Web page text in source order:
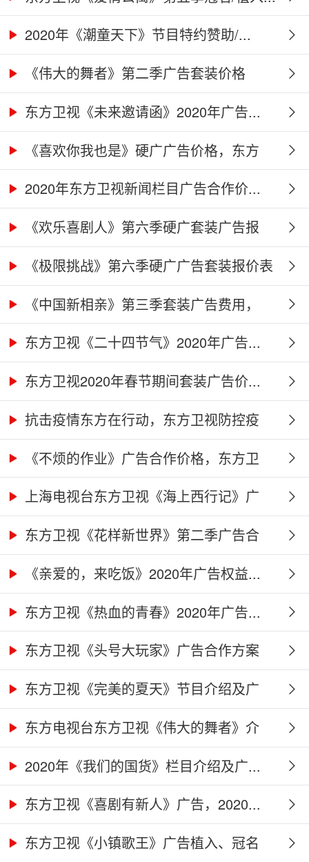
2020年《潮童天下》节目特约赞助/...
《伟大的舞者》第二季广告套装价格
（硬...
东方卫视《未来邀请函》2020年广告...
《喜欢你我也是》硬广广告价格，东方
卫...2020年东方卫视新闻栏目广告合作价...
《欢乐喜剧人》第六季硬广套装广告报
价...《极限挑战》第六季硬广广告套装报价表
《中国新相亲》第三季套装广告费用，
东...东方卫视《二十四节气》2020年广告...
东方卫视2020年春节期间套装广告价...
抗击疫情东方在行动，东方卫视防控疫
情...《不烦的作业》广告合作价格，东方卫
视...上海电视台东方卫视《海上西行记》广
告...东方卫视《花样新世界》第二季广告合
作...《亲爱的，来吃饭》2020年广告权益...
东方卫视《热血的青春》2020年广告...
东方卫视《头号大玩家》广告合作方案
东方卫视《完美的夏天》节目介绍及广
告...东方电视台东方卫视《伟大的舞者》介
绍...2020年《我们的国货》栏目介绍及广...
东方卫视《喜剧有新人》广告，2020...
东方卫视《小镇歌王》广告植入、冠名